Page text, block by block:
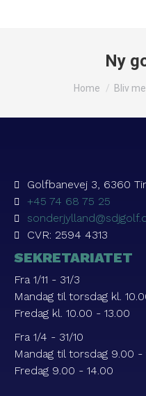
Ny
You are here:
Home Bliv
Golfbanevej 3, 6360
+45 74 68 75 25
CVR: 2594 4313
SEKRETARIATET
Fra 1/11 - 31/3
Mandag til torsdag kl.
Fredag kl. 10.00 - 13.00
Fra 1/4 - 31/10
Mandag til torsdag 9.00 -
Fredag 9.00 - 14.00